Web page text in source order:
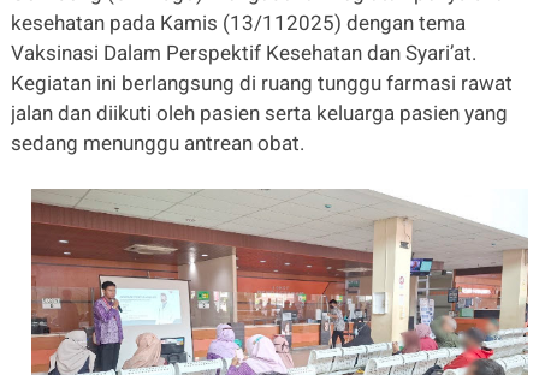
kesehatan pada Kamis (13/112025) dengan tema
Vaksinasi Dalam Perspektif Kesehatan dan Syari’at.
Kegiatan ini berlangsung di ruang tunggu farmasi rawat
jalan dan diikuti oleh pasien serta keluarga pasien yang
sedang menunggu antrean obat.